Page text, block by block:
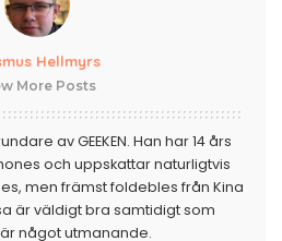
Hellmyrs
More Posts
av GEEKEN. Han har 14 års
och uppskattar naturligtvis
men främst foldebles från Kina
är väldigt bra samtidigt som
något utmanande.